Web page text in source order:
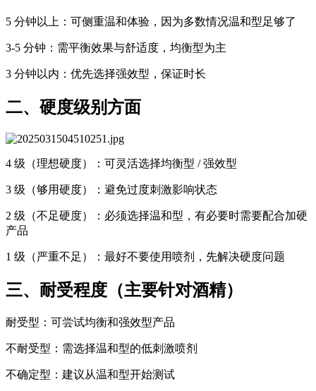
5 分钟以上：可侧重温和体验，因为多数情况温和型足够了
3-5 分钟：需平衡效果与舒适度，均衡型为主
3 分钟以内：优先选择强效型，保证时长
二、硬度级别方面
4 级（理想硬度）：可灵活选择均衡型 / 强效型
3 级（够用硬度）：避免过度刺激影响状态
2 级（不足硬度）：必须选择温和型，有必要时需要配合加硬
产品
1 级（严重不足）：最好不要使用喷剂，先解决硬度问题
三、耐受程度（主要针对酒精）
耐受型：可尝试均衡和强效型产品
不耐受型：需选择温和型的低刺激喷剂
不确定型：建议从温和型开始测试